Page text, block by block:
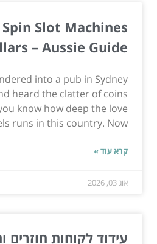
Slot Machines
– Aussie Guide
into a pub in Sydney
heard the clatter of coins
know how deep the love
runs in this country. Now,...
קרא עוד »
אוג 03, 2026
עידוד לקוחות חוזרים